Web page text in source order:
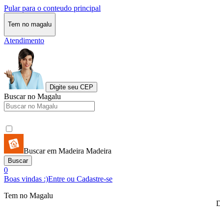
Pular para o conteudo principal
Tem no magalu
Atendimento
Digite seu CEP
Buscar no Magalu
Buscar em Madeira Madeira
Buscar
0
Boas vindas :)Entre ou Cadastre-se
Tem no Magalu